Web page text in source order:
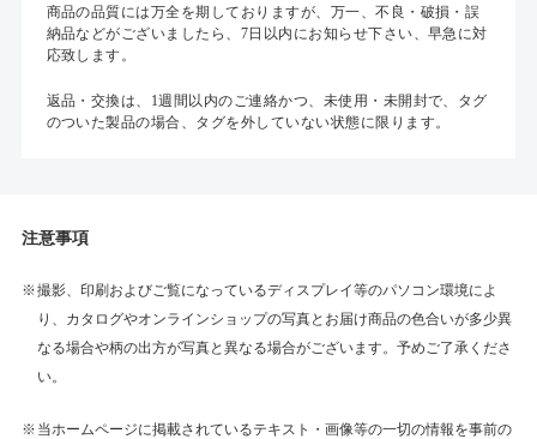
商品の品質には万全を期しておりますが、万一、不良・破損・誤
納品などがございましたら、7日以内にお知らせ下さい、早急に対
応致します。
返品・交換は、1週間以内のご連絡かつ、未使用・未開封で、タグ
のついた製品の場合、タグを外していない状態に限ります。
注意事項
撮影、印刷およびご覧になっているディスプレイ等のパソコン環境によ
り、カタログやオンラインショップの写真とお届け商品の色合いが多少異
なる場合や柄の出方が写真と異なる場合がございます。予めご了承くださ
い。
当ホームページに掲載されているテキスト・画像等の一切の情報を事前の